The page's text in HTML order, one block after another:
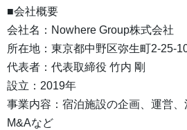
■会社概要
会社名：Nowhere Group株式会社
所在地：東京都中野区弥生町2-25-
代表者：代表取締役 竹内 剛
設立：2019年
事業内容：宿泊施設の企画、運営、
M&Aなど